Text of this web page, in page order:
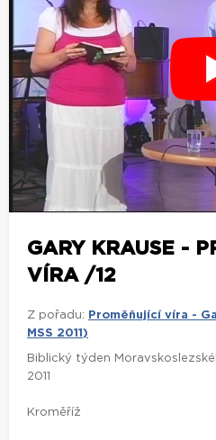
GARY KRAUSE -
VÍRA /12
Z pořadu:
Proměňující víra -
MSS 2011)
Biblický týden
2011
Kroměříž